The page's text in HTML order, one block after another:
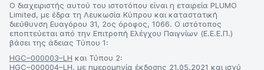
Ο διαχειριστής αυτού του ιστοτόπου είναι η εταιρεία PLUMO
Limited, με έδρα τη Λευκωσία Κύπρου και καταστατική
διεύθυνση Ευαγόρου 31, 2ος όροφος, 1066. Ο ιστότοπος
εποπτεύεται από την Επιτροπή Ελέγχου Παιγνίων (Ε.Ε.Ε.Π.)
βάσει της άδειας Τύπου 1:
HGC–000003–LH και Τύπου 2:
HGC–000004–LH, με ημερομηνία έκδοσης 21.05.2021 και ισχύ